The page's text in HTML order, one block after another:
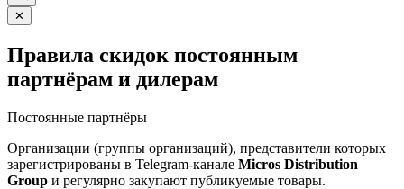
✕
Правила скидок постоянным
партнёрам и дилерам
Постоянные партнёры
Организации (группы организаций), представители которых
зарегистрированы в Telegram-канале Micros Distribution
Group и регулярно закупают публикуемые товары.